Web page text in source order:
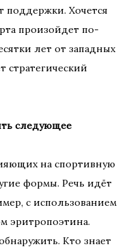
поддержки. Хочется
произойдет по-
лет от западных
стратегический
следующее
на спортивную
формы. Речь идёт
с использованием
эритропоэтина.
Кто знает